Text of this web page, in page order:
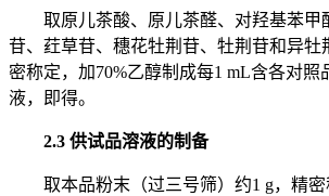
取原儿茶酸、原儿茶醛、对羟基苯甲
苷、荭草苷、穗花牡荆苷、牡荆苷和异牡
密称定，加70%乙醇制成每1 mL含各对照
液，即得。
2.3 供试品溶液的制备
取本品粉末（过三号筛）约1 g，精